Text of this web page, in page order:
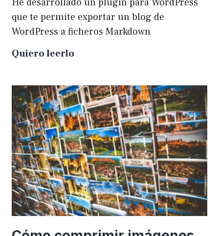
que te permite exportar un blog de
WordPress a ficheros Markdown
Quiero leerlo
exportar
un
WP
a
Markdown